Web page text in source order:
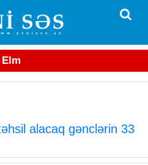
Elm
alacaq gənclərin 33